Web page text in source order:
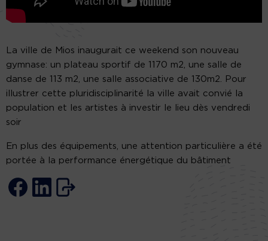
La ville de Mios inaugurait ce weekend son nouveau
gymnase: un plateau sportif de 1170 m2, une salle de
danse de 113 m2, une salle associative de 130m2. Pour
illustrer cette pluridisciplinarité la ville avait convié la
population et les artistes à investir le lieu dès vendredi
soir
En plus des équipements, une attention particulière a été
portée à la performance énergétique du bâtiment